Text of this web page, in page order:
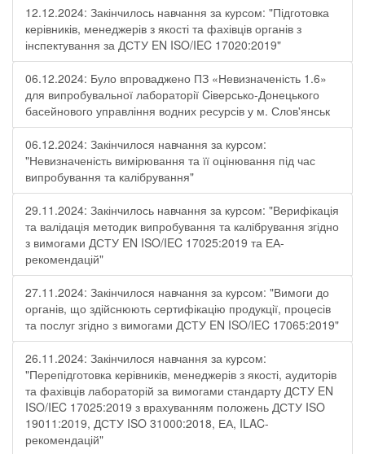
12.12.2024: Закінчилось навчання за курсом: "Підготовка
керівників, менеджерів з якості та фахівців органів з
інспектування за ДСТУ EN ISO/IEC 17020:2019"
06.12.2024: Було впроваджено ПЗ «Невизначеність 1.6»
для випробувальної лабораторії Cіверсько-Донецького
басейнового управління водних ресурсів у м. Слов'янськ
06.12.2024: Закінчилося навчання за курсом:
"Невизначеність вимірювання та її оцінювання під час
випробування та калібрування"
29.11.2024: Закінчилось навчання за курсом: "Верифікація
та валідація методик випробування та калібрування згідно
з вимогами ДСТУ EN ISO/IEC 17025:2019 та ЕА-
рекомендацій"
27.11.2024: Закінчилося навчання за курсом: "Вимоги до
органів, що здійснюють сертифікацію продукції, процесів
та послуг згідно з вимогами ДСТУ EN ISO/IEC 17065:2019"
26.11.2024: Закінчилося навчання за курсом:
"Перепідготовка керівників, менеджерів з якості, аудиторів
та фахівців лабораторій за вимогами стандарту ДСТУ EN
ISO/IEC 17025:2019 з врахуванням положень ДСТУ ISO
19011:2019, ДСТУ ISO 31000:2018, ЕА, ILAC-
рекомендацій"